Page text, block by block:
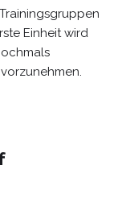
Einheit wird